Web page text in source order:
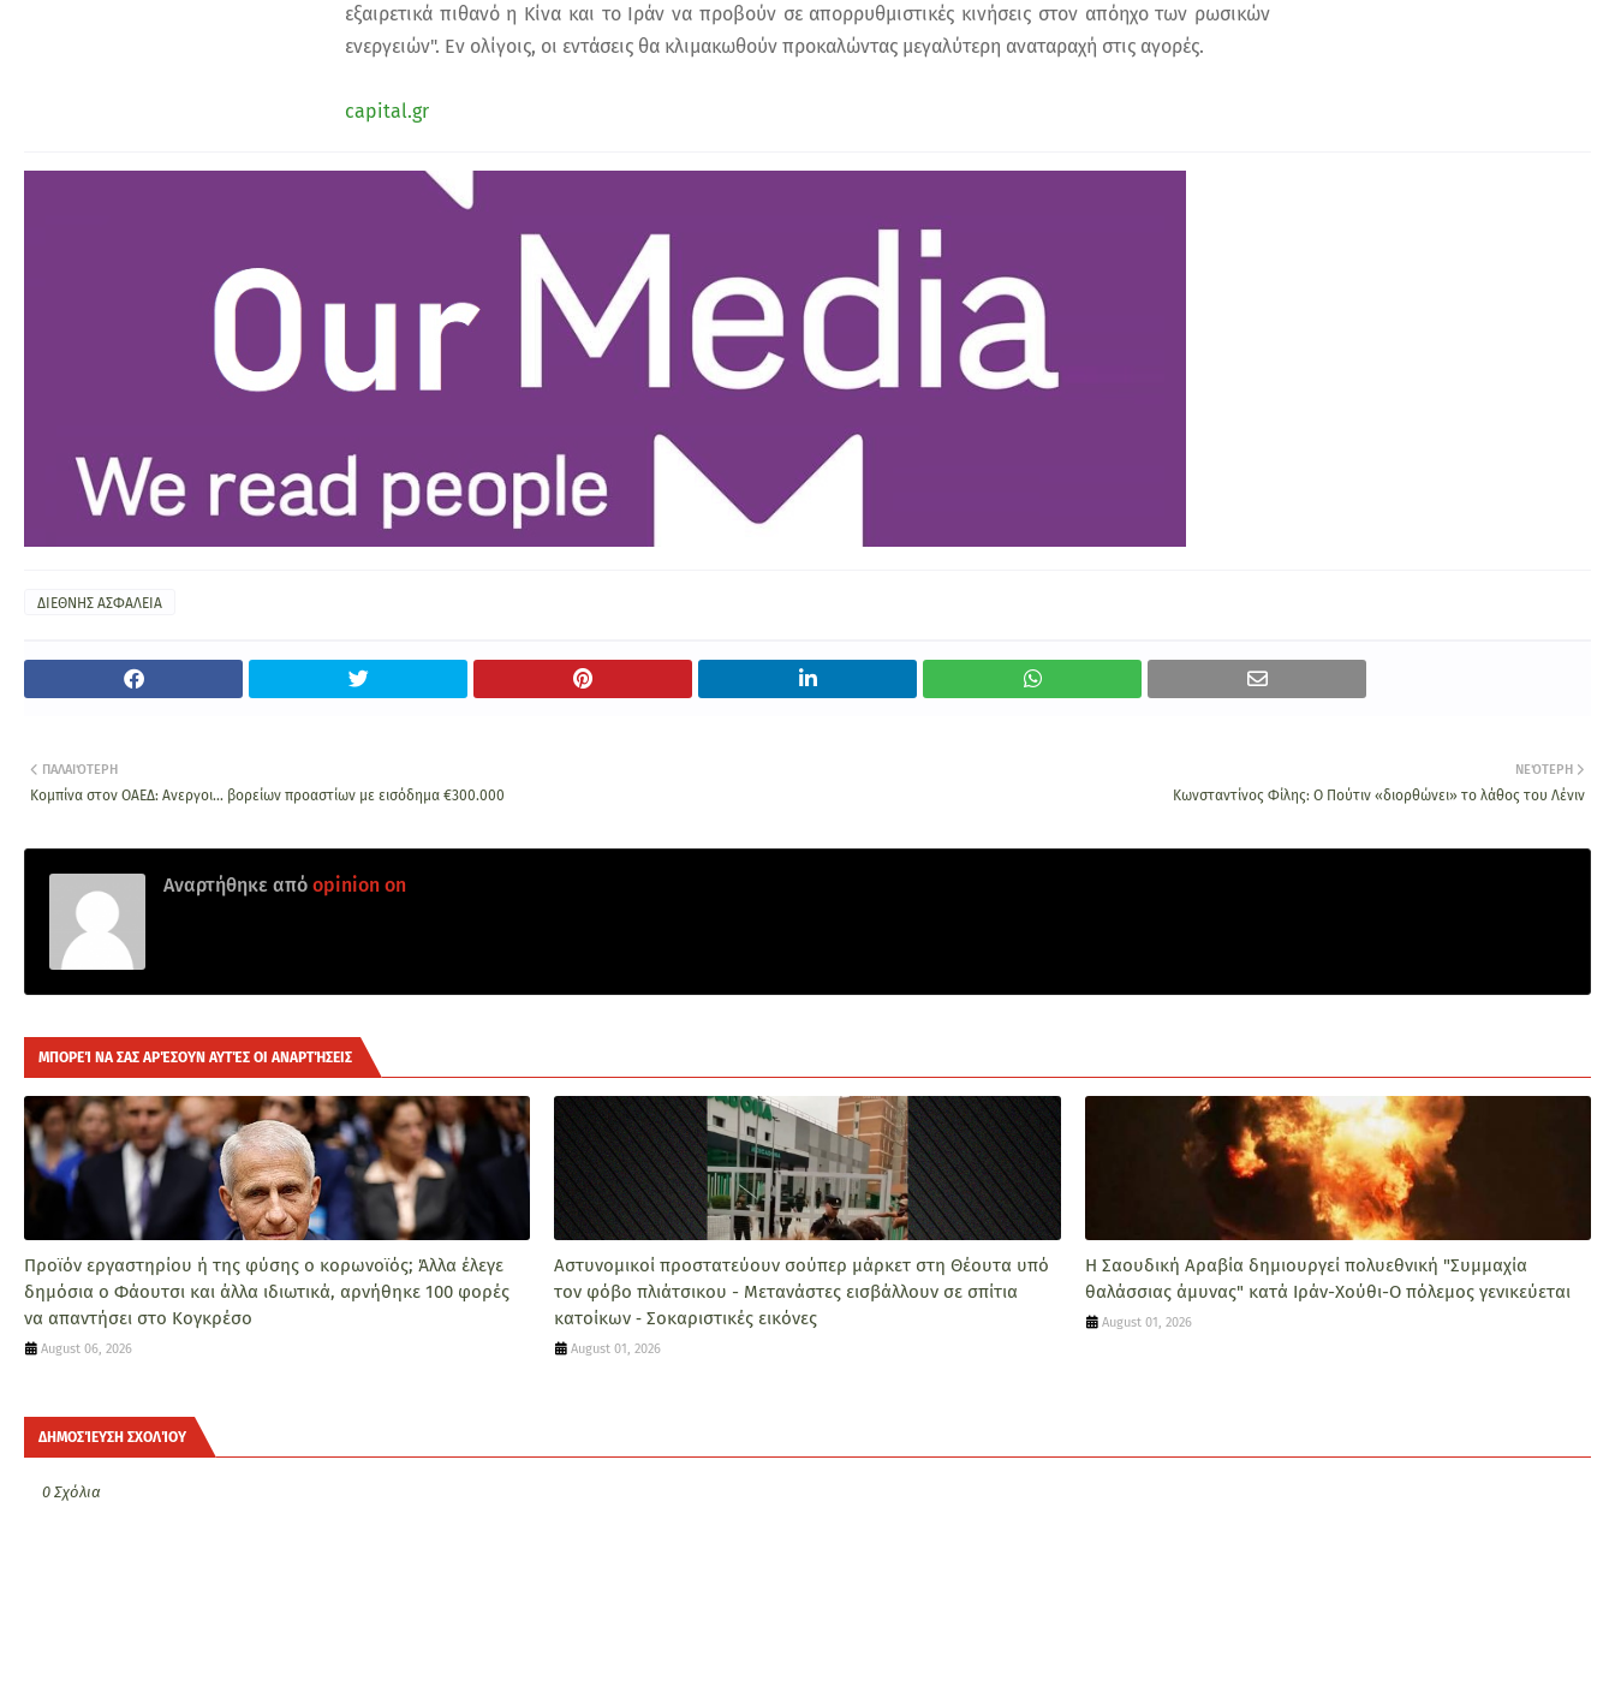
εξαιρετικά πιθανό η Κίνα και το Ιράν να προβούν σε απορρυθμιστικές κινήσεις στον απόηχο των ρωσικών
ενεργειών". Εν ολίγοις, οι εντάσεις θα κλιμακωθούν προκαλώντας μεγαλύτερη αναταραχή στις αγορές.
capital.gr
ΔΙΕΘΝΗΣ ΑΣΦΑΛΕΙΑ
ΝΕΌΤΕΡΗ
Κωνσταντίνος Φίλης: Ο Πούτιν «διορθώνει» το λάθος του Λένιν
ΠΑΛΑΙΌΤΕΡΗ
Κομπίνα στον ΟΑΕΔ: Ανεργοι... βορείων προαστίων με εισόδημα €300.000
Αναρτήθηκε από opinion on
ΜΠΟΡΕΊ ΝΑ ΣΑΣ ΑΡΈΣΟΥΝ ΑΥΤΈΣ ΟΙ ΑΝΑΡΤΉΣΕΙΣ
Προϊόν εργαστηρίου ή της φύσης ο κορωνοϊός; Άλλα έλεγε
δημόσια ο Φάουτσι και άλλα ιδιωτικά, αρνήθηκε 100 φορές
να απαντήσει στο Κογκρέσο
August 06, 2026
Αστυνομικοί προστατεύουν σούπερ μάρκετ στη Θέουτα υπό
τον φόβο πλιάτσικου - Μετανάστες εισβάλλουν σε σπίτια
κατοίκων ‑ Σοκαριστικές εικόνες
August 01, 2026
Η Σαουδική Αραβία δημιουργεί πολυεθνική "Συμμαχία
θαλάσσιας άμυνας" κατά Ιράν-Χούθι-Ο πόλεμος γενικεύεται
August 01, 2026
ΔΗΜΟΣΊΕΥΣΗ ΣΧΟΛΊΟΥ
0 Σχόλια